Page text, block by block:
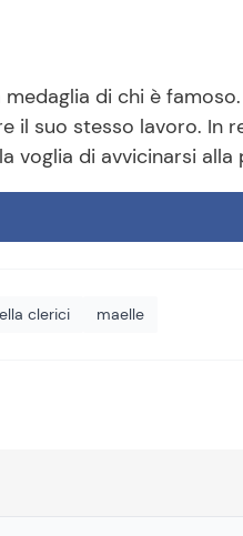
medaglia di chi è
il suo stesso lavoro. In
voglia di avvicinarsi
clerici maelle